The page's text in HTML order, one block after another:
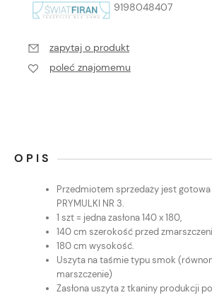
9198048407
zapytaj o produkt
poleć znajomemu
OPIS
Przedmiotem sprzedaży jest gotowa
PRYMULKI NR 3.
1 szt = jedna zasłona 140 x 180,
140 cm szerokość przed
180 cm wysokość.
Uszyta na taśmie typu smok
marszczenie)
Zasłona uszyta z tkaniny produkcji